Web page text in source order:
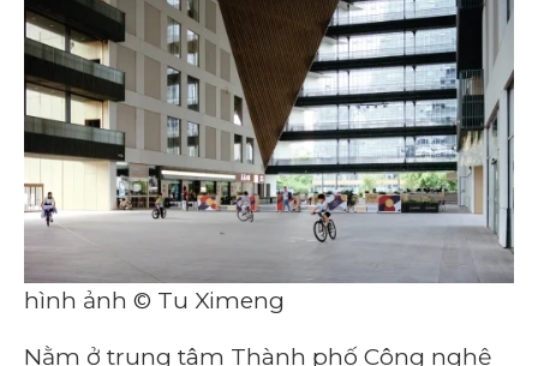
hình ảnh © Tu Ximeng
Nằm ở trung tâm Thành phố Công nghệ